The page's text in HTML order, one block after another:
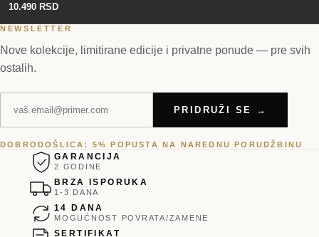
10.490 RSD
NEWSLETTER
Nove kolekcije, limitirane edicije i privatne ponude — pre svih
ostalih.
PRIDRUŽI SE →
DOBRODOŠLICA: 5% POPUSTA NA NAREDNU PORUDŽBINU
GARANCIJA
2 GODINE
BRZA ISPORUKA
1-3 DANA
14 DANA
MOGUĆNOST POVRATA/ZAMENE
SERTIFIKAT